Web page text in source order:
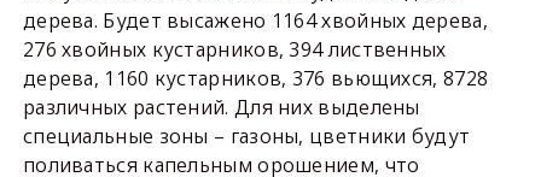
дерева. Будет высажено 1164 хвойных дерева,
276 хвойных кустарников, 394 лиственных
дерева, 1160 кустарников, 376 вьющихся, 8728
различных растений. Для них выделены
специальные зоны – газоны, цветники будут
поливаться капельным орошением, что